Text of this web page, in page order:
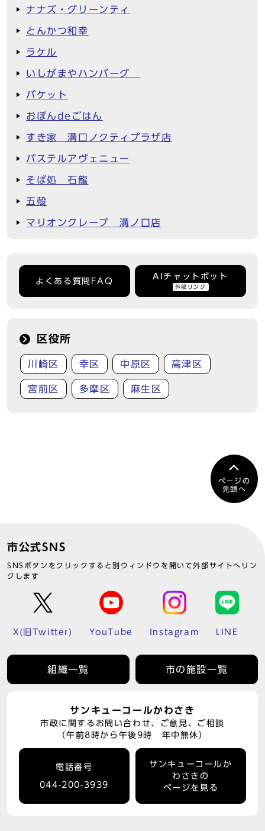
ナナズ・グリーンティ
とんかつ和幸
ラケル
いしがまやハンバーグ
バケット
おぼんdeごはん
すき家 溝口ノクティプラザ店
パステルアヴェニュー
そば処 石龍
五殻
マリオンクレープ 溝ノ口店
よくある質問FAQ
AIチャットボット
外部リンク
区役所
川崎区 幸区 中原区 高津区
宮前区 多摩区 麻生区
ページの
先頭へ
市公式SNS
SNSボタンをクリックすると別ウィンドウを開いて外部サイトへリン
クします
X(旧Twitter) YouTube Instagram LINE
組織一覧 市の施設一覧
サンキューコールかわさき
市政に関するお問い合わせ、ご意見、ご相談
（午前8時から午後9時 年中無休）
電話番号
044-200-3939
サンキューコールか
わさきの
ページを見る